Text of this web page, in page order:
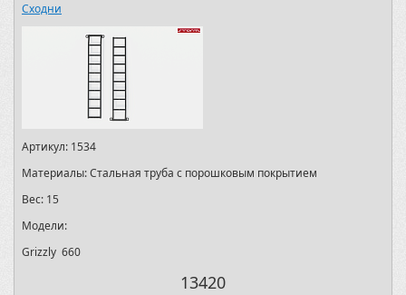
Сходни
Артикул: 1534
Материалы:Стальная труба с порошковым покрытием
Вес: 15
Модели:
Grizzly 660
13420